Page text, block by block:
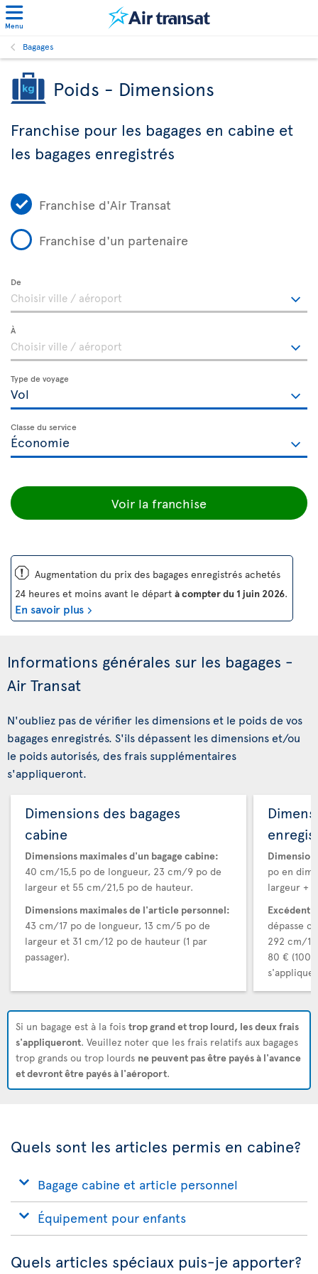
Menu
Bagages
Poids - Dimensions
Franchise pour les bagages en cabine et
les bagages enregistrés
Franchise d'Air Transat
Franchise d'un partenaire
De
À
Type de voyage
Classe du service
Voir la franchise
ü Augmentation du prix des bagages enregistrés achetés
24 heures et moins avant le départ à compter du 1 juin 2026.
En savoir plus
Informations générales sur les bagages -
Air Transat
N'oubliez pas de vérifier les dimensions et le poids de vos
bagages enregistrés. S'ils dépassent les dimensions et/ou
le poids autorisés, des frais supplémentaires
s'appliqueront.
Dimensions des bagages
cabine
Dimensions maximales d'un bagage cabine:
40 cm/15,5 po de longueur, 23 cm/9 po de
largeur et 55 cm/21,5 po de hauteur.
Dimensions maximales de l'article personnel:
43 cm/17 po de longueur, 13 cm/5 po de
largeur et 31 cm/12 po de hauteur (1 par
passager).
po en
largeur +
Excédent
dépasse
292 cm/
80 € (100
Si un bagage est à la fois trop grand et trop lourd, les deux frais
s'appliqueront. Veuillez noter que les frais relatifs aux bagages
trop grands ou trop lourds ne peuvent pas être payés à l'avance
et devront être payés à l'aéroport.
Quels sont les articles permis en cabine?
Bagage cabine et article personnel
Équipement pour enfants
Quels articles spéciaux puis-je apporter?